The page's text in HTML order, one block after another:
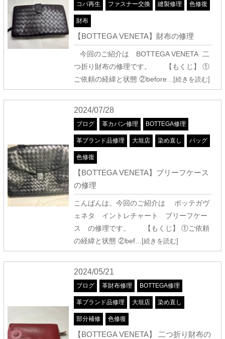
コバ再生 ファスナー交換 縫製修理 色修復
財布
【BOTTEGA VENETA】財布の修理
今回のご紹介は BOTTEGA VENETA 二
つ折り財布の修理です。 【もくじ】 ①
ご依頼の経緯と状態 ②before…[続きを読む]
2024/07/28
ブログ 革カバン修理 BOTTEGA修理
革ブランド品修理 大垣店 染め直し バッグ
色修復
【BOTTEGA VENETA】ブリーフケース
の修理
こんばんは。今回のご紹介は ボッテガヴ
ェネタ イントレチャート ブリーフケー
ス の修理です。 【もくじ】 ①ご依頼
の経緯と状態 ②bef…[続きを読む]
2024/05/21
ブログ 革財布修理 BOTTEGA修理
革ブランド品修理 大垣店 染め直し
部分補修 色修復
【BOTTEGA VENETA】 二つ折り財布の